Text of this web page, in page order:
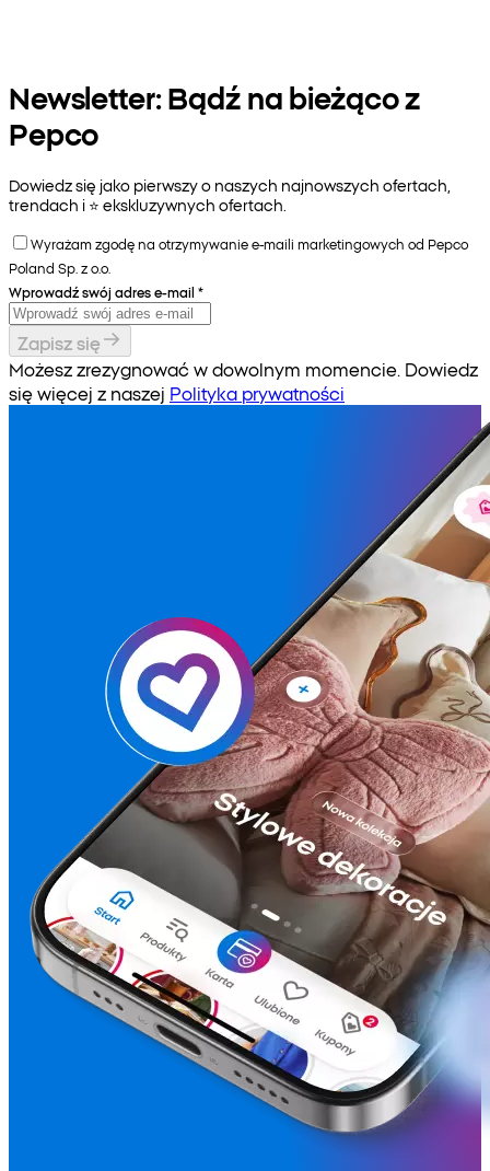
Newsletter: Bądź na bieżąco z
Pepco
Dowiedz się jako pierwszy o naszych najnowszych ofertach,
trendach i ⭐️ ekskluzywnych ofertach.
Wyrażam zgodę na otrzymywanie e-maili marketingowych od Pepco
Poland Sp. z o.o.
Wprowadź swój adres e-mail *
Zapisz się
Możesz zrezygnować w dowolnym momencie. Dowiedz
się więcej z naszej Polityka prywatności